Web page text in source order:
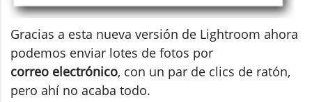
Gracias a esta nueva versión de Lightroom ahora
podemos enviar lotes de fotos por
correo electrónico, con un par de clics de ratón,
pero ahí no acaba todo.